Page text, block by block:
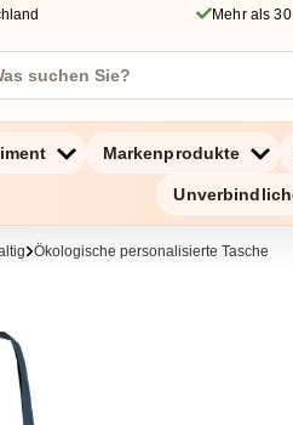
Mehr als
Markenprodukte
Ökologische personalisierte Tasche